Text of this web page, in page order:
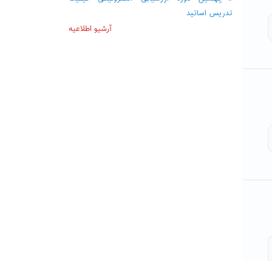
تدریس اساتید
آرشیو اطلاعیه